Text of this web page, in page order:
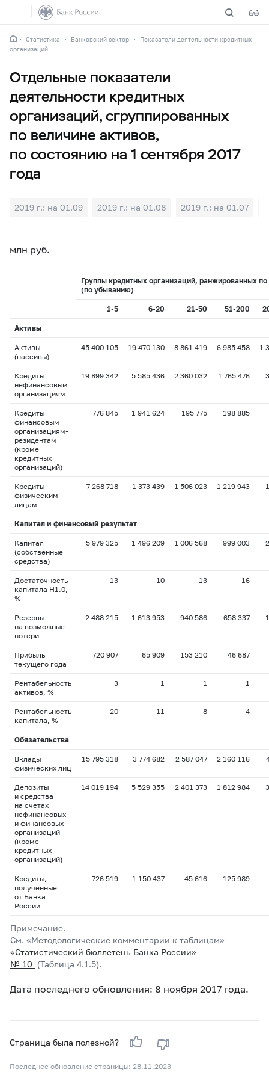
Статистика Банковский сектор
Показатели деятельности кредитных
организаций
Отдельные показатели
деятельности кредитных
организаций, сгруппированных
по величине активов,
по состоянию на 1 сентября 2017
года
2019 г.: на 01.09 2019 г.: на 01.08 2019 г.: на 01.07
млн руб.
Группы кредитных организаций, ранжированных по
(по убыванию)
1-5 6-20 21-50 51-200
Активы
Активы
(пассивы)
45 400 105 19 470 130 8 861 419 6 985 458 1
Кредиты
нефинансовым
организациям
19 899 342 5 585 436 2 360 032 1 765 476
Кредиты
финансовым
организациям-
резидентам
(кроме
кредитных
организаций)
776 845 1 941 624 195 775 198 885
Кредиты
физическим
лицам
7 268 718 1 373 439 1 506 023 1 219 943
Капитал и финансовый результат
Капитал
(собственные
средства)
5 979 325 1 496 209 1 006 568 999 003
Достаточность
капитала H1.0,
%
13 10 13 16
Резервы
на возможные
потери
2 488 215 1 613 953 940 586 658 337
Прибыль
текущего года
720 907 65 909 153 210 46 687
Рентабельность
активов, %
3 1 1 1
Рентабельность
капитала, %
20 11 8 4
Обязательства
Вклады
физических лиц
15 795 318 3 774 682 2 587 047 2 160 116
Депозиты
и средства
на счетах
нефинансовых
и финансовых
организаций
(кроме
кредитных
организаций)
14 019 194 5 529 355 2 401 373 1 812 984
Кредиты,
полученные
от Банка
России
726 519 1 150 437 45 616 125 989
Примечание.
См. «Методологические комментарии к таблицам»
«Статистический бюллетень Банка России»
№ 10 (Таблица 4.1.5).
Дата последнего обновления: 8 ноября 2017 года.
Страница была полезной?
Последнее обновление страницы: 28.11.2023